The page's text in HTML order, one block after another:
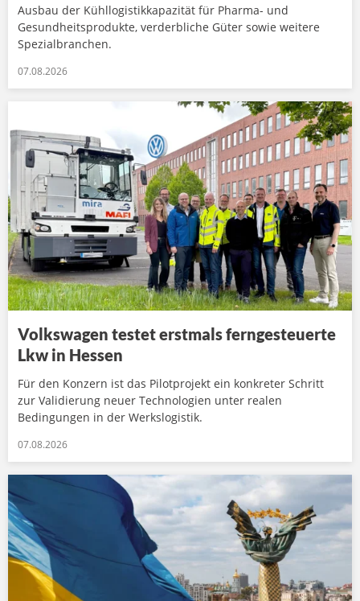
Ausbau der Kühllogistikkapazität für Pharma- und
Gesundheitsprodukte, verderbliche Güter sowie weitere
Spezialbranchen.
07.08.2026
Volkswagen testet erstmals ferngesteuerte
Lkw in Hessen
Für den Konzern ist das Pilotprojekt ein konkreter Schritt
zur Validierung neuer Technologien unter realen
Bedingungen in der Werkslogistik.
07.08.2026